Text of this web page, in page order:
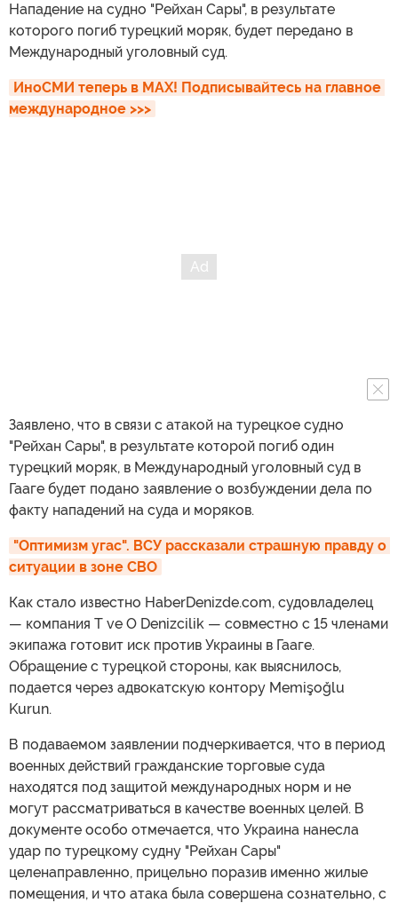
Нападение на судно "Рейхан Сары", в результате
которого погиб турецкий моряк, будет передано в
Международный уголовный суд.
ИноСМИ теперь в MAX! Подписывайтесь на главное
международное >>>
Заявлено, что в связи с атакой на турецкое судно
"Рейхан Сары", в результате которой погиб один
турецкий моряк, в Международный уголовный суд в
Гааге будет подано заявление о возбуждении дела по
факту нападений на суда и моряков.
"Оптимизм угас". ВСУ рассказали страшную правду о
ситуации в зоне СВО
Как стало известно HaberDenizde.com, судовладелец
— компания T ve O Denizcilik — совместно с 15 членами
экипажа готовит иск против Украины в Гааге.
Обращение с турецкой стороны, как выяснилось,
подается через адвокатскую контору Memişoğlu
Kurun.
В подаваемом заявлении подчеркивается, что в период
военных действий гражданские торговые суда
находятся под защитой международных норм и не
могут рассматриваться в качестве военных целей. В
документе особо отмечается, что Украина нанесла
удар по турецкому судну "Рейхан Сары"
целенаправленно, прицельно поразив именно жилые
помещения, и что атака была совершена сознательно, с